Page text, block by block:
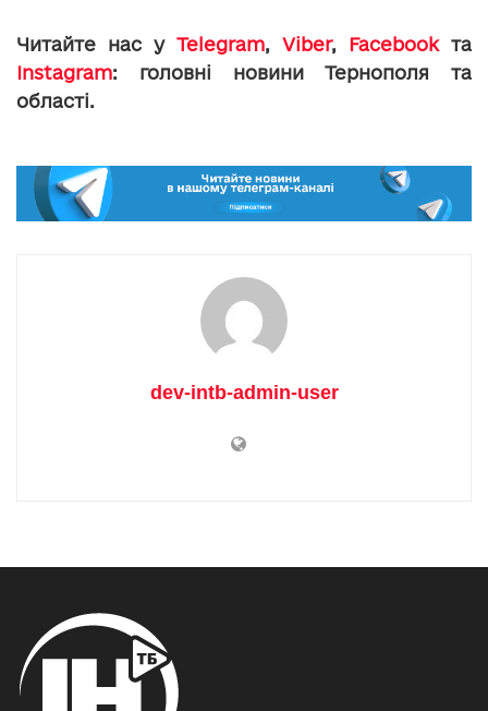
Читайте нас у Telegram, Viber, Facebookта
Instagram: головні новини Тернополя та
області.
dev-intb-admin-user